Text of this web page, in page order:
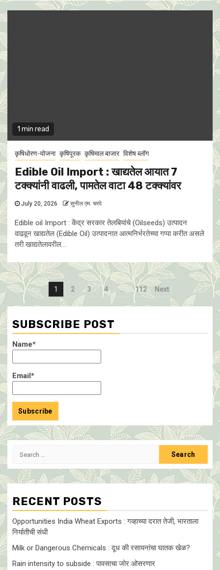
1 min read
कृषिधोरण-योजना कृषिपूरक कृषिमाल बाजार विशेष ब्लॉग
Edible Oil Import : खाद्यतेल आयात 7
टक्क्यांनी वाढली, पामतेल वाटा 48 टक्क्यांवर
July 20, 2026 सुनील एम. चरपे
Edible oil Import : केंद्र सरकार तेलबियांचे (Oilseeds) उत्पादन
वाढवून खाद्यतेल (Edible Oil) उत्पादनात आत्मनिर्भरतेच्या गप्पा करीत असले
तरी खाद्यतेलावरील...
Posts
pagination
1 2 3 4 … 112 Next
SUBSCRIBE POST
Name*
Email*
Search
RECENT POSTS
Opportunities India Wheat Exports : गव्हाच्या दरात तेजी, भारताला
निर्यातीची संधी
Milk or Dangerous Chemicals : दूध की रसायनांचा घातक खेळ?
Rain intensity to subside : पावसाचा जोर ओसरणार